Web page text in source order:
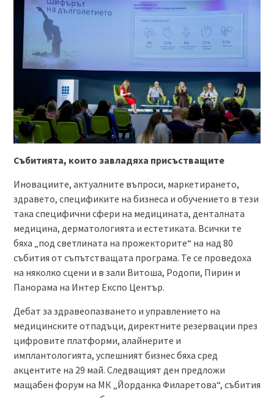
Събитията, които завладяха присъстващите
Иновациите, актуалните въпроси, маркетирането,
здравето, спецификите на бизнеса и обучението в тези
така специфични сфери на медицината, денталната
медицина, дерматологията и естетиката. Всички те
бяха „под светлината на прожекторите“ на над 80
събития от съпътстващата програма. Те се проведоха
на няколко сцени и в зали Витоша, Родопи, Пирин и
Панорама на Интер Експо Център.
Дебат за здравеопазването и управлението на
медицинските отпадъци, директните резервации през
цифровите платформи, алайнерите и
имплантологията, успешният бизнес бяха сред
акцентите на 29 май. Следващият ден предложи
мащабен форум на МК „Йорданка Филаретова“, събития